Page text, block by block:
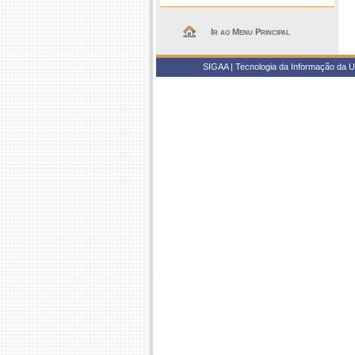
Ir ao Menu Principal
SIGAA | Tecnologia da Informação da